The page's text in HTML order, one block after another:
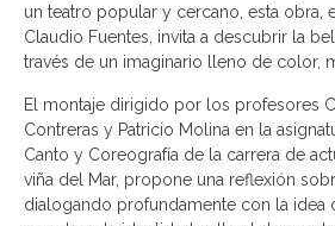
un teatro popular y cercano, esta obra,
Claudio Fuentes, invita a descubrir la
través de un imaginario lleno de color,
El montaje dirigido por los profesores
Contreras y Patricio Molina en la
Canto y Coreografía de la carrera de
viña del Mar, propone una reflexión
dialogando profundamente con la idea